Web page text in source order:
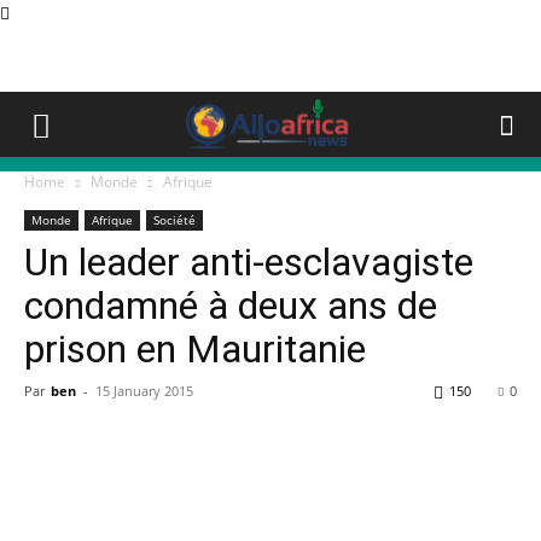
Home Monde Afrique
Monde Afrique Société
Un leader anti-esclavagiste
condamné à deux ans de
prison en Mauritanie
Par ben - 15 January 2015 0
150